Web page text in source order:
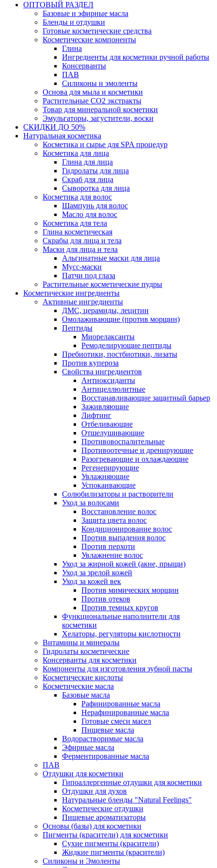
ОПТОВЫЙ РАЗДЕЛ
Базовые и эфирные масла
Бленды и отдушки
Готовые косметические средства
Косметические компоненты
Глина
Ингредиенты для косметики ручной работы
Консерванты
ПАВ
Силиконы и эмоленты
Основа для мыла и косметики
Растительные СО2 экстракты
Товар для минеральной косметики
Эмульгаторы, загустители, воски
СКИДКИ ДО 50%
Натуральная косметика
Косметика и сырье для SPA процедур
Косметика для лица
Глина для лица
Гидролаты для лица
Скраб для лица
Сыворотка для лица
Косметика для волос
Шампунь для волос
Масло для волос
Косметика для тела
Глина косметическая
Скрабы для лица и тела
Маски для лица и тела
Альгинатные маски для лица
Мусс-маски
Патчи под глаза
Растительные косметические пудры
Косметические ингредиенты
Активные ингредиенты
ДМС, церамиды, лецитин
Омолаживающие (против морщин)
Пептиды
Миорелаксанты
Ремоделирующие пептиды
Пребиотики, постбиотики, лизаты
Против купероза
Свойства ингредиентов
Антиоксиданты
Антицеллюлитные
Восстанавливающие защитный барьер
Заживляющие
Лифтинг
Отбеливающие
Отшелушивающие
Противовоспалительные
Противоотечные и дренирующие
Разогревающие и охлаждающие
Регенерирующие
Увлажняющие
Успокаивающие
Солюбилизаторы и растворители
Уход за волосами
Восстановление волос
Защита цвета волос
Кондиционирование волос
Против выпадения волос
Против перхоти
Увлажнение волос
Уход за жирной кожей (акне, прыщи)
Уход за зрелой кожей
Уход за кожей век
Против мимических морщин
Против отеков
Против темных кругов
Функциональные наполнители для
косметики
Хелаторы, регуляторы кислотности
Витамины и минералы
Гидролаты косметические
Консерванты для косметики
Компоненты для изготовления зубной пасты
Косметические кислоты
Косметические масла
Базовые масла
Рафинированные масла
Нерафинированные масла
Готовые смеси масел
Пищевые масла
Водорастворимые масла
Эфирные масла
Ферментированные масла
ПАВ
Отдушки для косметики
Гипоаллергенные отдушки для косметики
Отдушки для духов
Натуральные бленды "Natural Feelings"
Косметические отдушки
Пищевые ароматизаторы
Основы (базы) для косметики
Пигменты (красители) для косметики
Сухие пигменты (красители)
Жидкие пигменты (красители)
Силиконы и Эмоленты